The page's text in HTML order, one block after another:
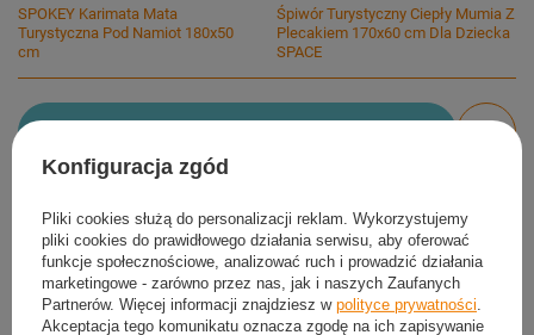
SPOKEY Karimata Mata
Turystyczna Pod Namiot 180x50
cm
Śpiwór Turystyczny Ciepły Mumia Z
Plecakiem 170x60 cm Dla Dziecka
SPACE
Produkt dostępny Wysyłkajutro
Darmowa i szybka dostawa
Konfiguracja zgód
Pliki cookies służą do personalizacji reklam. Wykorzystujemy
pliki cookies do prawidłowego działania serwisu, aby oferować
funkcje społecznościowe, analizować ruch i prowadzić działania
marketingowe - zarówno przez nas, jak i naszych Zaufanych
Partnerów. Więcej informacji znajdziesz w polityce prywatności
Akceptacja tego komunikatu oznacza zgodę na ich zapisywanie